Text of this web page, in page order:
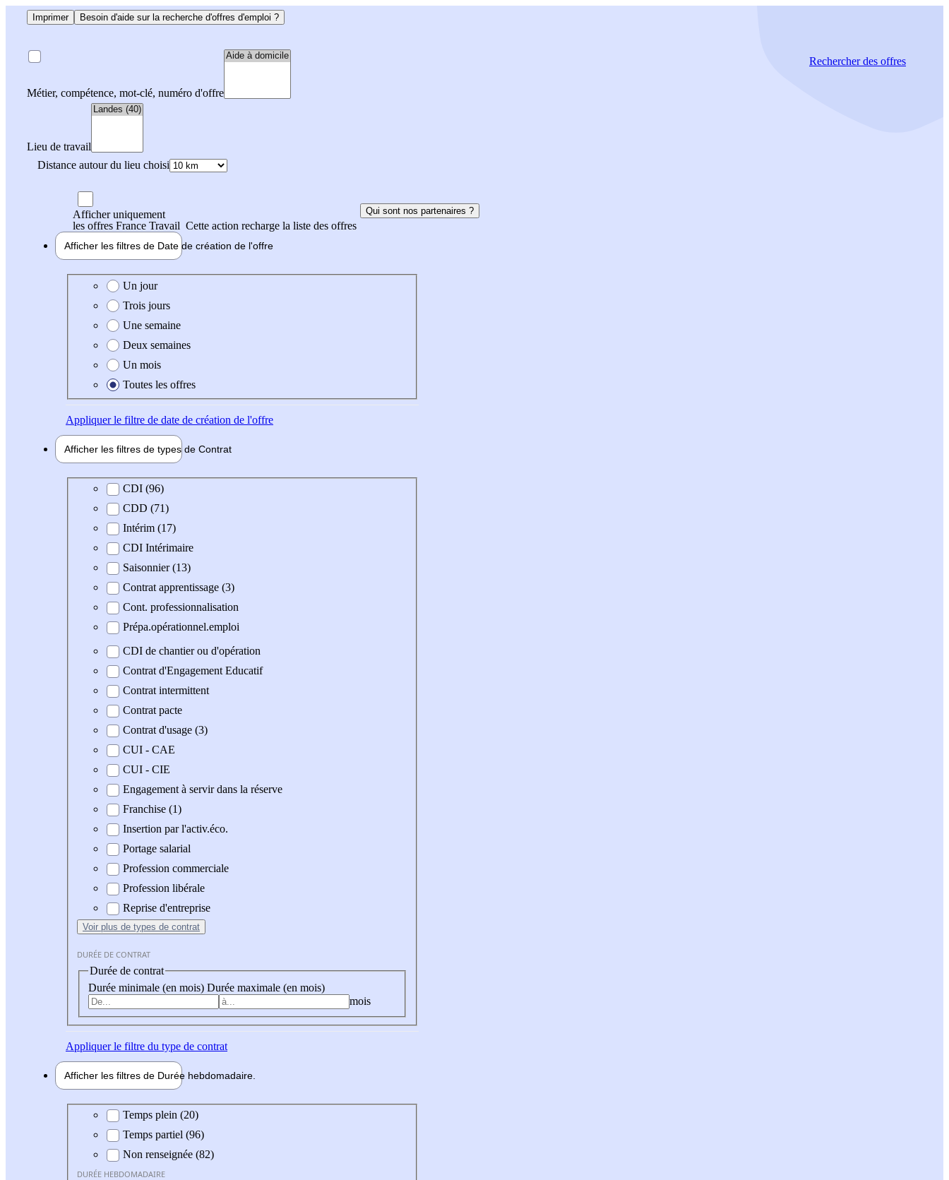
Imprimer Besoin d'aide sur la recherche d'offres d'emploi ?
Métier, compétence, mot-clé, numéro d'offre
Lieu de travail
Distance autour du lieu choisi
Rechercherdes offres
Afficher uniquement
les offres France Travail Cette action recharge la liste des offres
Qui sont nos partenaires ?
Afficher les filtres de Date de création de l'offre
Date de création de l'offre
Un jour
Trois jours
Une semaine
Deux semaines
Un mois
Toutes les offres
Appliquerle filtre de date de création de l'offre
Afficher les filtres de types de Contrat
Type de contratCDI (96)
CDD (71)
Intérim (17)
CDI Intérimaire
Saisonnier (13)
Contrat apprentissage (3)
Cont. professionnalisation
Prépa.opérationnel.emploi
CDI de chantier ou d'opération
Contrat d'Engagement Educatif
Contrat intermittent
Contrat pacte
Contrat d'usage (3)
CUI - CAE
CUI - CIE
Engagement à servir dans la réserve
Franchise (1)
Insertion par l'activ.éco.
Portage salarial
Profession commerciale
Profession libérale
Reprise d'entreprise
Voir plus de types de contrat
DURÉE DE CONTRAT
Durée de contrat
Durée minimale (en mois) Durée maximale (en mois)
mois
Appliquerle filtre du type de contrat
Afficher les filtres de Durée hebdomadaire
Durée hebdomadaire
Temps plein (20)
Temps partiel (96)
Non renseignée (82)
DURÉE HEBDOMADAIRE